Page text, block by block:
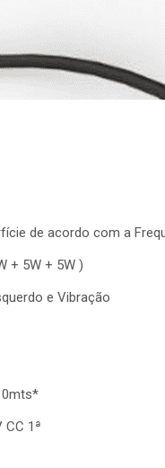
de acordo com a
5W + 5W )
e Vibração
1ª